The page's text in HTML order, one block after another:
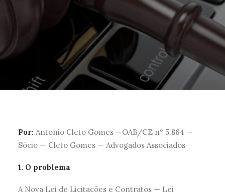
Por: Antonio Cleto Gomes —OAB/CE nº 5.864 —
Sócio — Cleto Gomes — Advogados Associados
1. O problema
A Nova Lei de Licitações e Contratos — Lei